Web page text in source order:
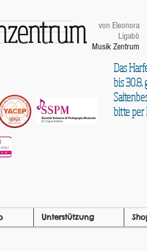
von Eleonora
Ligabò
Musik Zentrum
Das
bis 30.8.
bitte per
Unterstützung